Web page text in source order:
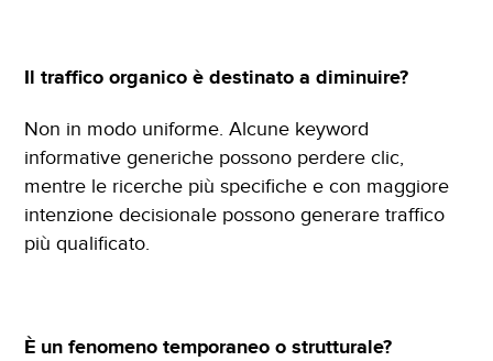
Il traffico organico è destinato a diminuire?
Non in modo uniforme. Alcune keyword
informative generiche possono perdere clic,
mentre le ricerche più specifiche e con maggiore
intenzione decisionale possono generare traffico
più qualificato.
È un fenomeno temporaneo o strutturale?